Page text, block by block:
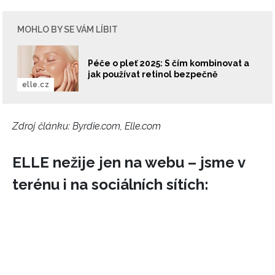
MOHLO BY SE VÁM LÍBIT
Péče o pleť 2025: S čím kombinovat a
jak používat retinol bezpečně
elle.cz
Zdroj článku: Byrdie.com, Elle.com
ELLE nežije jen na webu – jsme v
terénu i na sociálních sítích: